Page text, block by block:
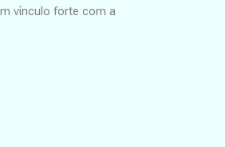
vínculo forte com a